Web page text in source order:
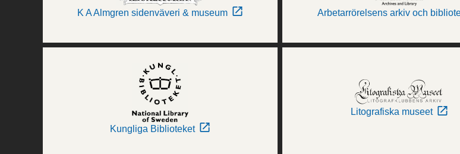
K A Almgren sidenväveri & museum Arbetarrörelsens arkiv och
Kungliga Biblioteket
Litografiska museet